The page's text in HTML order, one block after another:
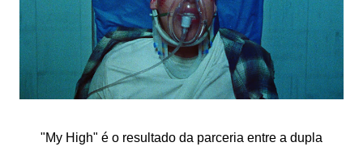
"My High" é o resultado da parceria entre a dupla